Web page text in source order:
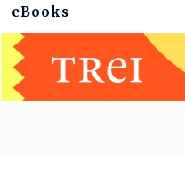
eBooks